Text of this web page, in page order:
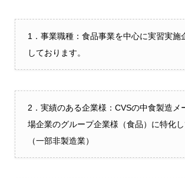
1．事業職種：食品事業を中心に実習実施
しております。
2．実績のある企業様：CVSの中食製造メ
場企業のグループ企業様（食品）に特化
（一部非製造業）